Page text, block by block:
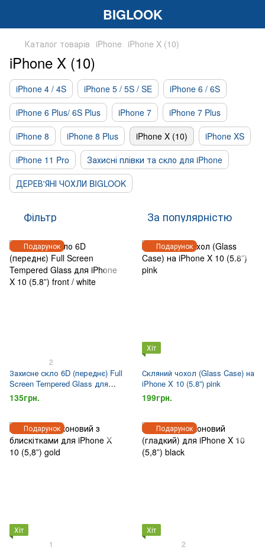
BIGLOOK
Каталог товарів iPhone iPhone X (10)
iPhone X (10)
iPhone 4 / 4S iPhone 5 / 5S / SE
iPhone 6 / 6S
iPhone 6 Plus/ 6S Plus
iPhone 7
iPhone 7 Plus
iPhone 8
iPhone 8 Plus iPhone X (10)
iPhone XS
iPhone 11 Pro
Захисні плівки та скло для iPhone
ДЕРЕВ'ЯНІ ЧОХЛИ BIGLOOK
Фільтр За популярністю
Подарунок
2
Захисне скло 6D (переднє) Full
Screen Tempered Glass для
iPhone X 10 (5.8”) front / white
135грн.
Подарунок
Хіт
Скляний чохол (Glass Case) на
iPhone X 10 (5.8”) pink
199грн.
Подарунок
Хіт
1
Подарунок
Хіт
2